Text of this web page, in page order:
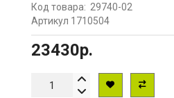
Код товара: 29740-02
Артикул 1710504
23430р.